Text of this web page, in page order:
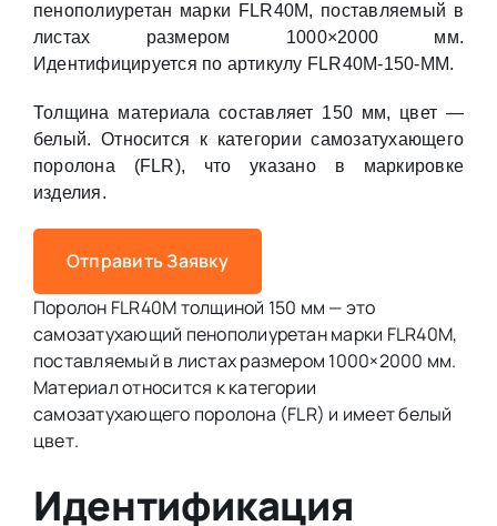
пенополиуретан марки FLR40M, поставляемый в
листах размером 1000×2000 мм.
Идентифицируется по артикулу FLR40M-150-MM.
Толщина материала составляет 150 мм, цвет —
белый. Относится к категории самозатухающего
поролона (FLR), что указано в маркировке
изделия.
Отправить Заявку
Поролон FLR40M толщиной 150 мм — это
самозатухающий пенополиуретан марки FLR40M,
поставляемый в листах размером 1000×2000 мм.
Материал относится к категории
самозатухающего поролона (FLR) и имеет белый
цвет.
Идентификация